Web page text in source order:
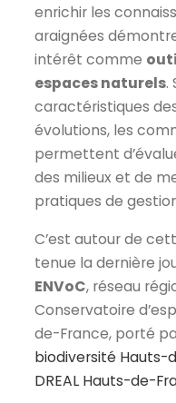
enrichir les
araignées
intérêt comme
espaces naturels.
caractéristiques
évolutions, les
permettent
des milieux et de
pratiques de
C’est autour de
tenue la dernière
ENVoC, réseau
Conservatoire
de-France, porté
biodiversité Hauts-
DREAL Hauts-de-